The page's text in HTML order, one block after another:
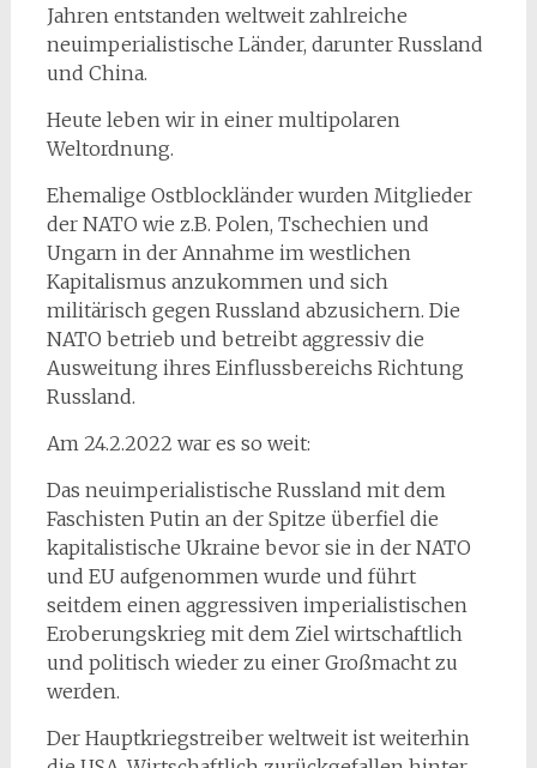
Jahren entstanden weltweit zahlreiche
neuimperialistische Länder, darunter Russland
und China.
Heute leben wir in einer multipolaren
Weltordnung.
Ehemalige Ostblockländer wurden Mitglieder
der NATO wie z.B. Polen, Tschechien und
Ungarn in der Annahme im westlichen
Kapitalismus anzukommen und sich
militärisch gegen Russland abzusichern. Die
NATO betrieb und betreibt aggressiv die
Ausweitung ihres Einflussbereichs Richtung
Russland.
Am 24.2.2022 war es so weit:
Das neuimperialistische Russland mit dem
Faschisten Putin an der Spitze überfiel die
kapitalistische Ukraine bevor sie in der NATO
und EU aufgenommen wurde und führt
seitdem einen aggressiven imperialistischen
Eroberungskrieg mit dem Ziel wirtschaftlich
und politisch wieder zu einer Großmacht zu
werden.
Der Hauptkriegstreiber weltweit ist weiterhin